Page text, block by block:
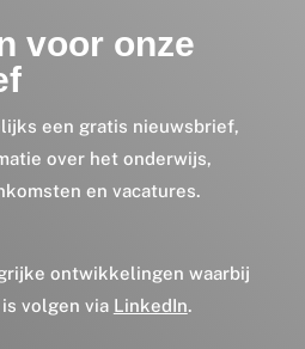
voor onze
een gratis nieuwsbrief,
over het onderwijs,
en vacatures.
ontwikkelingen waarbij
volgen via LinkedIn.